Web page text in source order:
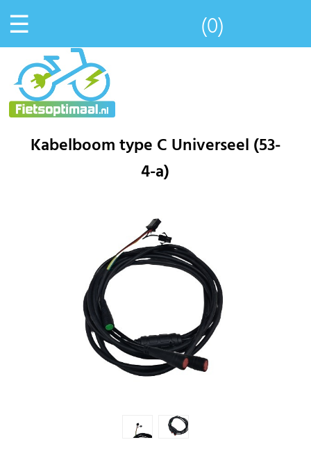
☰ (0)
Kabelboom type C Universeel (53-
4-a)